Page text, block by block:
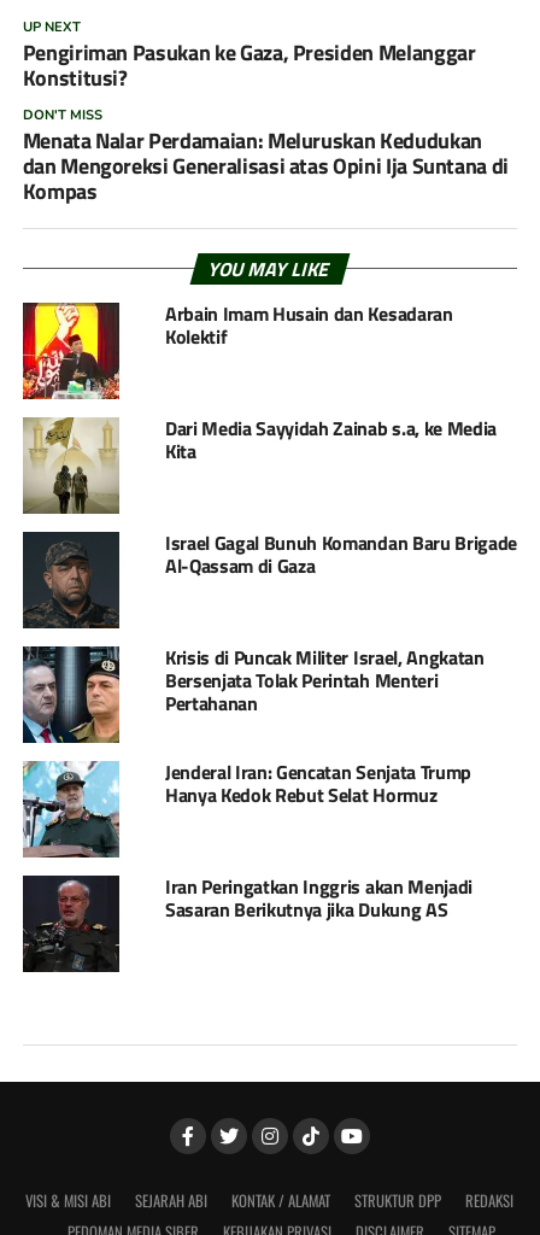
UP NEXT
Pengiriman Pasukan ke Gaza, Presiden Melanggar
Konstitusi?
DON'T MISS
Menata Nalar Perdamaian: Meluruskan Kedudukan
dan Mengoreksi Generalisasi atas Opini Ija Suntana di
Kompas
YOU MAY LIKE
Arbain Imam Husain dan Kesadaran
Kolektif
Dari Media Sayyidah Zainab s.a, ke Media
Kita
Israel Gagal Bunuh Komandan Baru Brigade
Al-Qassam di Gaza
Krisis di Puncak Militer Israel, Angkatan
Bersenjata Tolak Perintah Menteri
Pertahanan
Jenderal Iran: Gencatan Senjata Trump
Hanya Kedok Rebut Selat Hormuz
Iran Peringatkan Inggris akan Menjadi
Sasaran Berikutnya jika Dukung AS
VISI & MISI ABI SEJARAH ABI KONTAK / ALAMAT STRUKTUR DPP
REDAKSI